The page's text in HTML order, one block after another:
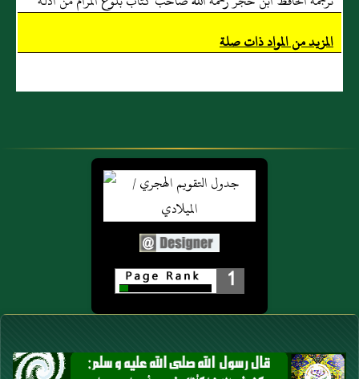
إلا أَنَّ الحفّاظَ
الأحكام
المزيد من المواد ذات صلة
1